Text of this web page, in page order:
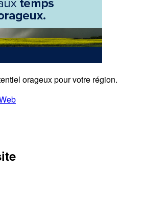
orageux pour votre région.